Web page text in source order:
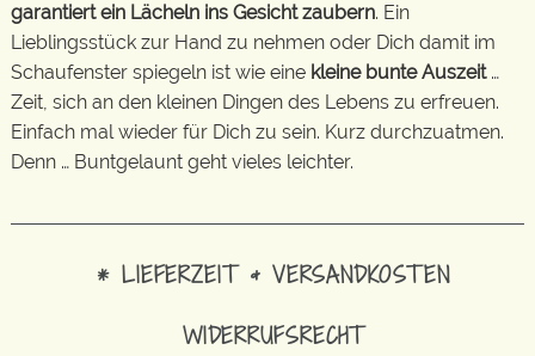
garantiert ein Lächeln ins Gesicht zaubern. Ein
Lieblingsstück zur Hand zu nehmen oder Dich damit im
Schaufenster spiegeln ist wie eine kleine bunte Auszeit…
Zeit, sich an den kleinen Dingen des Lebens zu erfreuen.
Einfach mal wieder für Dich zu sein. Kurz durchzuatmen.
Denn … Buntgelaunt geht vieles leichter.
* LIEFERZEIT & VERSANDKOSTEN
WIDERRUFSRECHT